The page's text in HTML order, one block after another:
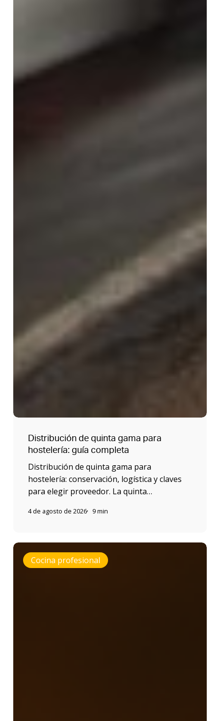
Distribución de quinta gama para
hostelería: guía completa
Distribución de quinta gama para
hostelería: conservación, logística y claves
para elegir proveedor. La quinta…
4 de agosto de 2026 9 min
Quinta
gamaCocina profesional